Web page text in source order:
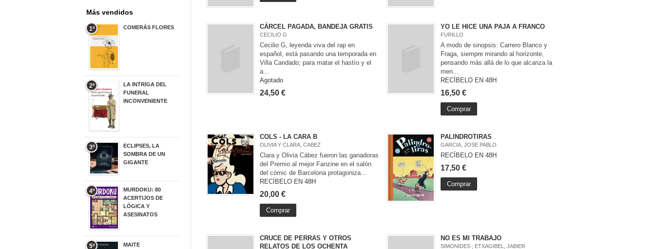
CÁRCEL PAGADA, BANDEJA GRATIS
CECILIO G
Cecilio G, leyenda viva del rap en
español, está pasando una temporada en
Villa Candado; para matar el hastío y el
a...
Agotado
24,50 €
YO LE HICE UNA PAJA A FRANCO
FURILLO
A modo de sinopsis: Carrero Blanco y
Fraga, siempre mirando al horizonte,
pensando más allá de lo que alcanza la
men...
RECÍBELO EN 48H
16,50 €
Comprar
COLS - LA CARA B
OLIVIA Y CLARA, CABEZ
Clara y Olivia Cábez fueron las ganadoras
del Premio al mejor Fanzine en el salón
del cómic de Barcelona protagoniza...
RECÍBELO EN 48H
20,00 €
Comprar
PALINDROTIRAS
GARCIA, JOSE PABLO
RECÍBELO EN 48H
17,50 €
Comprar
CRUCE DE PERRAS Y OTROS
RELATOS DE LOS OCHENTA
NO ES MI TRABAJO
SIMONIDES ; ETXAGIBEL, JABIER
Más vendidos
1º COMERÁS FLORES
2º
LA INTRIGA DEL
FUNERAL
INCONVENIENTE
3º
ECLIPSES, LA
SOMBRA DE UN
GIGANTE
4º
MURDOKU: 80
ACERTIJOS DE
LÓGICA Y
ASESINATOS
5º MAITE